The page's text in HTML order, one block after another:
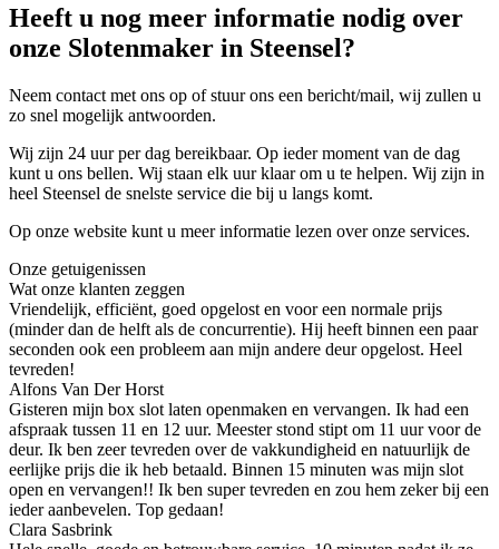
Heeft u nog meer informatie nodig over
onze Slotenmaker in Steensel?
Neem contact met ons op of stuur ons een bericht/mail, wij zullen u
zo snel mogelijk antwoorden.
Wij zijn 24 uur per dag bereikbaar. Op ieder moment van de dag
kunt u ons bellen. Wij staan elk uur klaar om u te helpen. Wij zijn in
heel Steensel de snelste service die bij u langs komt.
Op onze website kunt u meer informatie lezen over onze services.
Onze getuigenissen
Wat onze klanten zeggen
Vriendelijk, efficiënt, goed opgelost en voor een normale prijs
(minder dan de helft als de concurrentie). Hij heeft binnen een paar
seconden ook een probleem aan mijn andere deur opgelost. Heel
tevreden!
Alfons Van Der Horst
Gisteren mijn box slot laten openmaken en vervangen. Ik had een
afspraak tussen 11 en 12 uur. Meester stond stipt om 11 uur voor de
deur. Ik ben zeer tevreden over de vakkundigheid en natuurlijk de
eerlijke prijs die ik heb betaald. Binnen 15 minuten was mijn slot
open en vervangen!! Ik ben super tevreden en zou hem zeker bij een
ieder aanbevelen. Top gedaan!
Clara Sasbrink